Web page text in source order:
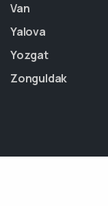
Van
Yalova
Yozgat
Zonguldak